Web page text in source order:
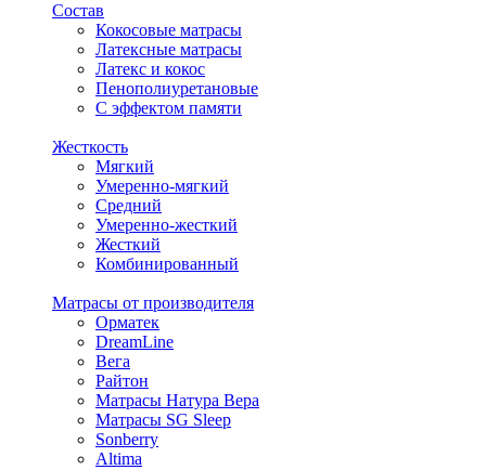
Состав
Кокосовые матрасы
Латексные матрасы
Латекс и кокос
Пенополиуретановые
С эффектом памяти
Жесткость
Мягкий
Умеренно-мягкий
Средний
Умеренно-жесткий
Жесткий
Комбинированный
Матрасы от производителя
Орматек
DreamLine
Вега
Райтон
Матрасы Натура Вера
Матрасы SG Sleep
Sonberry
Altima